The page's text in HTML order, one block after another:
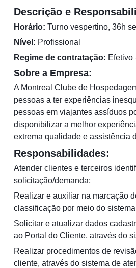
Descrição e
Horário: Turno vespertino, 36h
Nível: Profissional
Regime de contratação: Efetivo
Sobre a Empresa:
A Montreal Clube de
pessoas a ter experiências
pessoas em viajantes assíduos
disponibilizar a melhor
extrema qualidade e assistência
Responsabilidades:
Atender clientes e terceiros
solicitação/demanda;
Realizar e auxiliar na marcação
classificação por meio do
Solicitar e atualizar dados
ao Portal do Cliente, através do
Realizar procedimentos de
cliente, através do sistema de